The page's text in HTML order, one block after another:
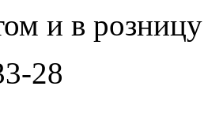
и в розницу
28